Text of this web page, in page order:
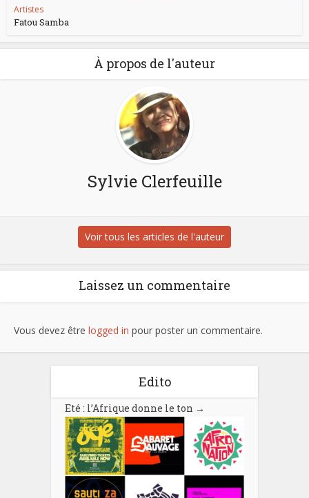
Artistes
Fatou Samba
À propos de l'auteur
Sylvie Clerfeuille
Voir tous les articles de l'auteur
Laissez un commentaire
Vous devez être logged in pour poster un commentaire.
Edito
Eté : l’Afrique donne le ton →